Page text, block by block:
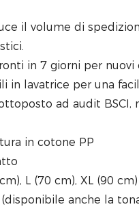
il volume di
in 7 giorni per
in lavatrice per una
ad audit BSCI,
in cotone PP
L (70 cm), XL (90 cm)
(disponibile anche la